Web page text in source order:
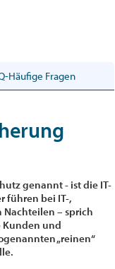
Häufige Fragen
genannt - ist die IT-
führen bei IT-,
– sprich
Kunden und
„reinen“